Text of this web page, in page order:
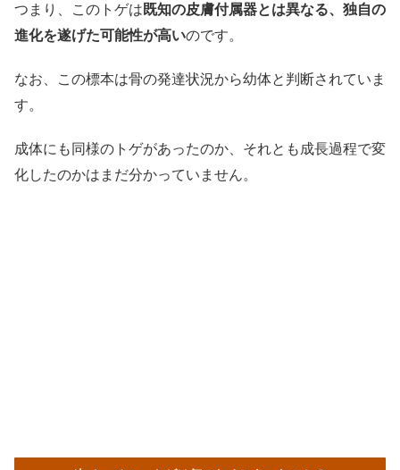
つまり、このトゲは既知の皮膚付属器とは異なる、独自の
進化を遂げた可能性が高いのです。
なお、この標本は骨の発達状況から幼体と判断されていま
す。
成体にも同様のトゲがあったのか、それとも成長過程で変
化したのかはまだ分かっていません。